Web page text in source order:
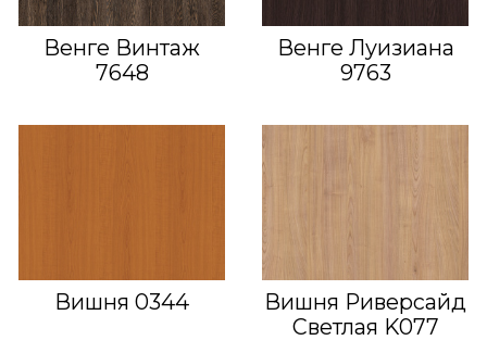
Венге Винтаж
7648
Венге Луизиана
9763
Вишня 0344
Вишня Риверсайд
Светлая K077